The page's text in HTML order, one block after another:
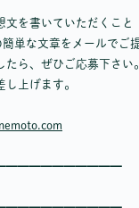
文を書いていただくこと
単な文章をメールでご
たら、ぜひご応募下さい
上げます。